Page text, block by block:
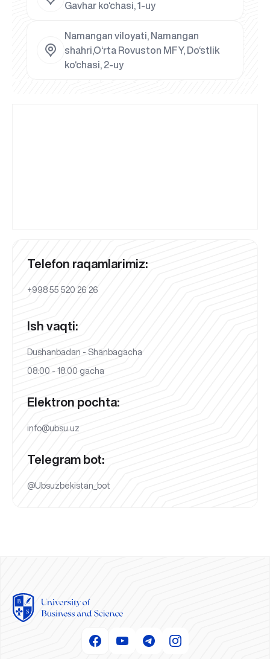
Gavhar ko‘chasi, 1-uy
Namangan viloyati, Namangan
shahri,O‘rta Rovuston MFY, Do‘stlik
ko‘chasi, 2-uy
Telefon raqamlarimiz:
+998 55 520 26 26
Ish vaqti:
Dushanbadan - Shanbagacha
08:00 - 18:00 gacha
Elektron pochta:
info@ubsu.uz
Telegram bot:
@Ubsuzbekistan_bot